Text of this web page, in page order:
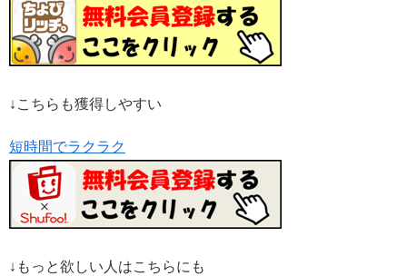
↓こちらも獲得しやすい
短時間でラクラク
↓もっと欲しい人はこちらにも